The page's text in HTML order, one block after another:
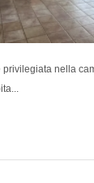
nella